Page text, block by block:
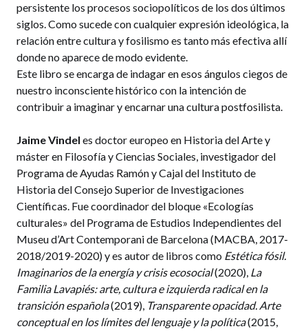
persistente los procesos sociopolíticos de los dos últimos
siglos. Como sucede con cualquier expresión ideológica, la
relación entre cultura y fosilismo es tanto más efectiva allí
donde no aparece de modo evidente.
Este libro se encarga de indagar en esos ángulos ciegos de
nuestro inconsciente histórico con la intención de
contribuir a imaginar y encarnar una cultura postfosilista.
Jaime Vindel es doctor europeo en Historia del Arte y
máster en Filosofía y Ciencias Sociales, investigador del
Programa de Ayudas Ramón y Cajal del Instituto de
Historia del Consejo Superior de Investigaciones
Científicas. Fue coordinador del bloque «Ecologías
culturales» del Programa de Estudios Independientes del
Museu d’Art Contemporani de Barcelona (MACBA, 2017-
2018/2019-2020) y es autor de libros como Estética fósil.
Imaginarios de la energía y crisis ecosocial(2020), La
Familia Lavapiés: arte, cultura e izquierda radical en la
transición española(2019), Transparente opacidad. Arte
conceptual en los límites del lenguaje y la política(2015,